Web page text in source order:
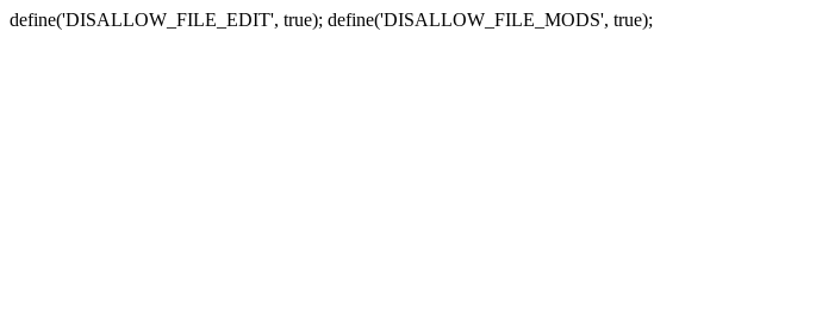
define('DISALLOW_FILE_EDIT', true); define('DISALLOW_FILE_MODS', true);